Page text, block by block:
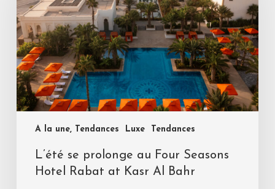
A la une, Tendances Luxe Tendances
L’été se prolonge au Four Seasons
Hotel Rabat at Kasr Al Bahr